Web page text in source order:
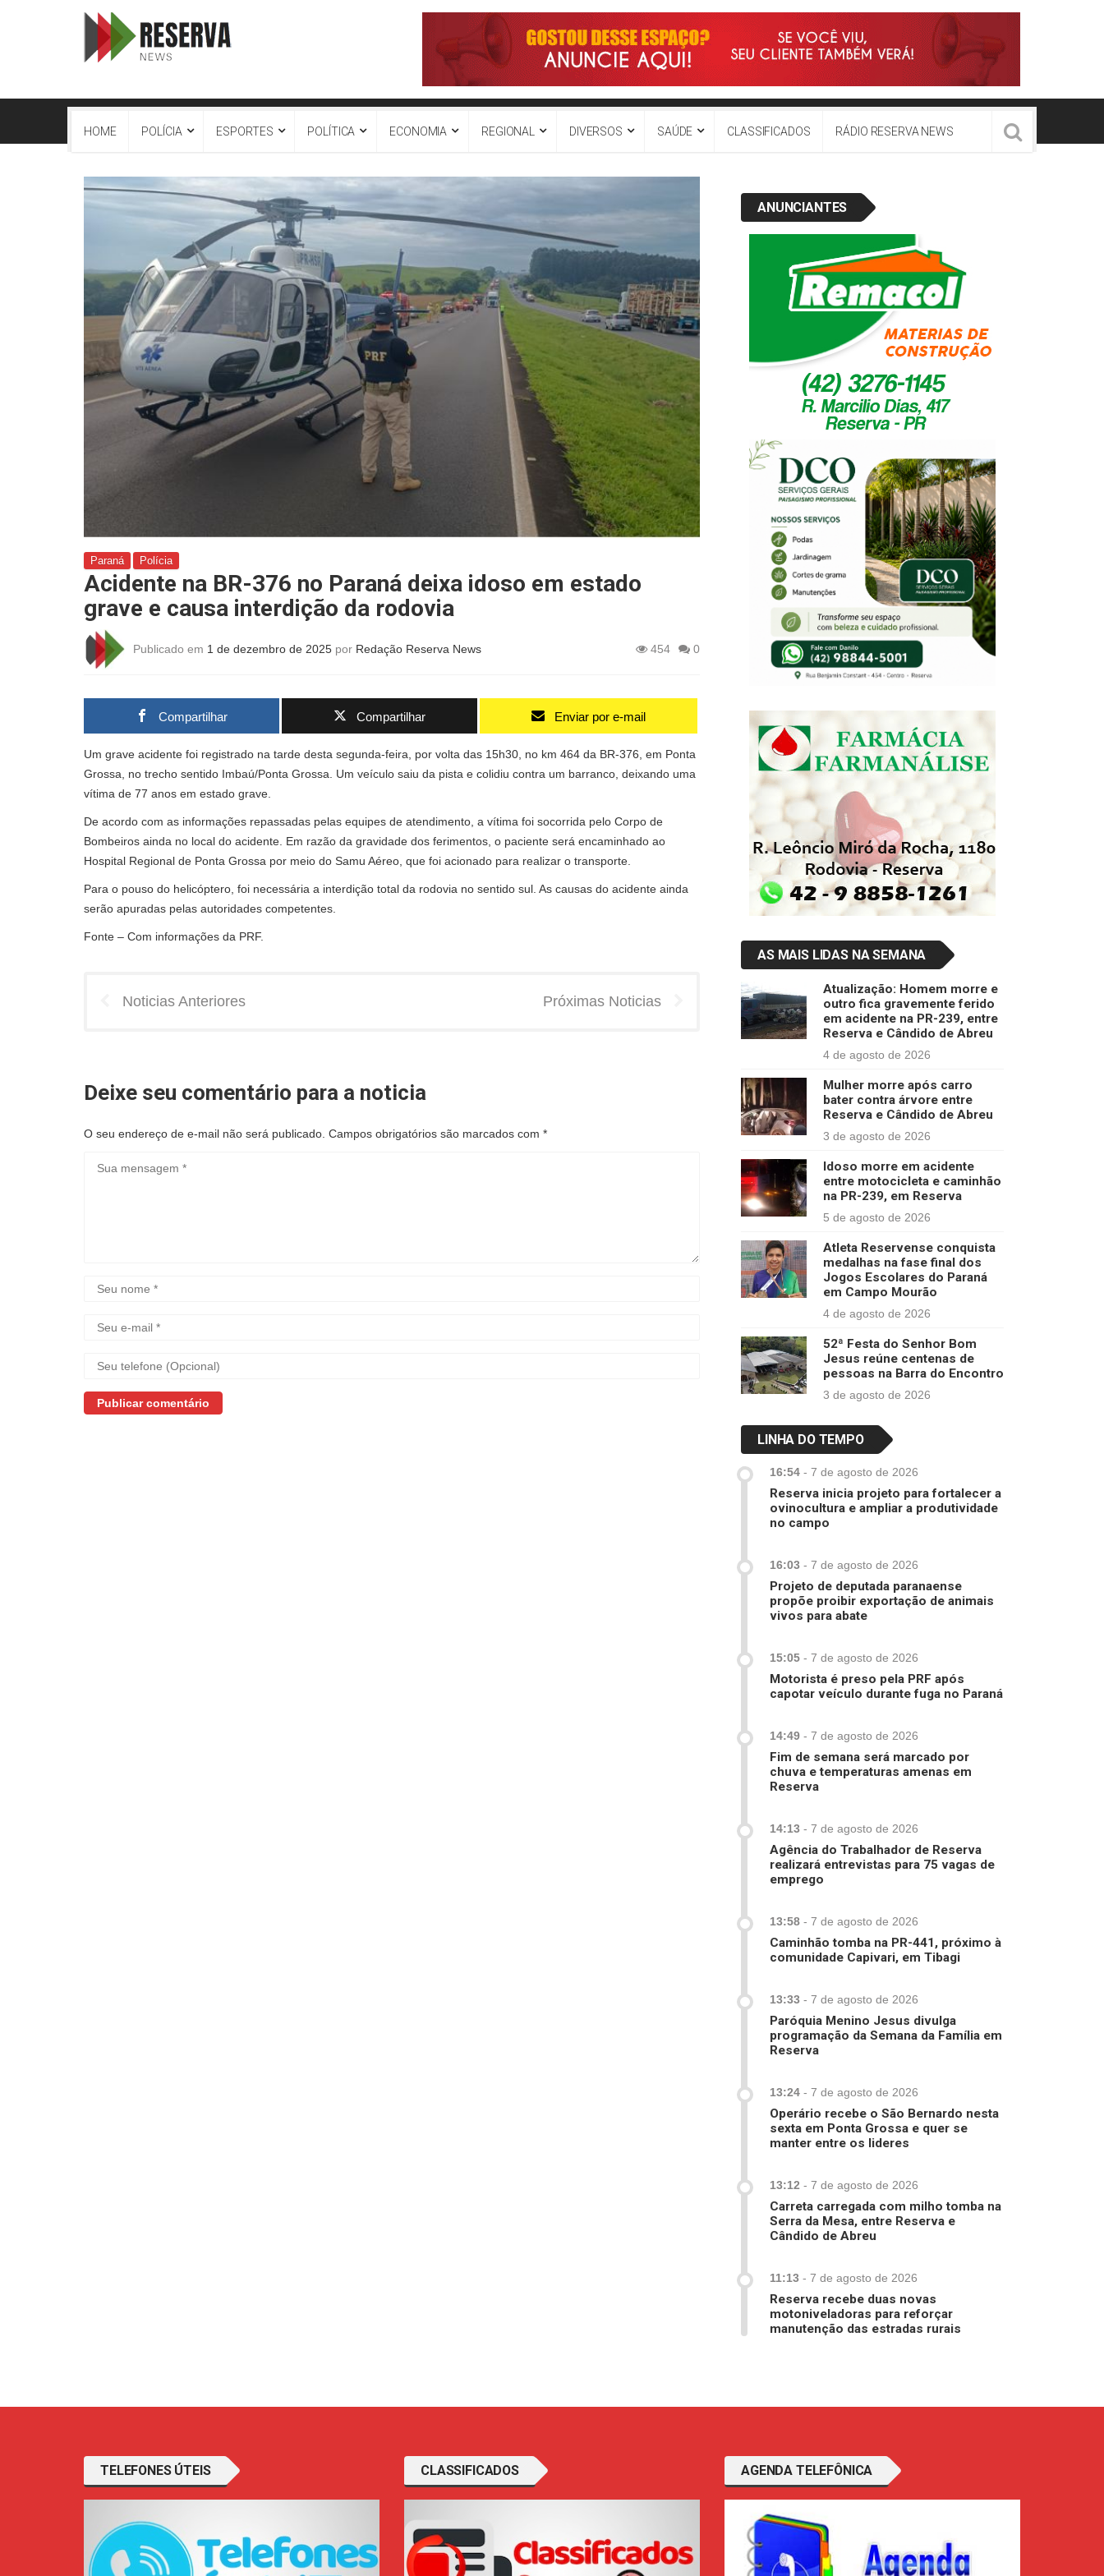
HOME POLÍCIA ESPORTES POLÍTICA ECONOMIA REGIONAL DIVERSOS SAÚDE CLASSIFICADOS RÁDIO RESERVA NEWS
Paraná Polícia
Acidente na BR-376 no Paraná deixa idoso em estado
grave e causa interdição da rodovia
Publicado em 1 de dezembro de 2025 por Redação Reserva News 454 0
Compartilhar Compartilhar Enviar por e-mail
Um grave acidente foi registrado na tarde desta segunda-feira, por volta das 15h30, no km 464 da BR-376, em Ponta
Grossa, no trecho sentido Imbaú/Ponta Grossa. Um veículo saiu da pista e colidiu contra um barranco, deixando uma
vítima de 77 anos em estado grave.
De acordo com as informações repassadas pelas equipes de atendimento, a vítima foi socorrida pelo Corpo de
Bombeiros ainda no local do acidente. Em razão da gravidade dos ferimentos, o paciente será encaminhado ao
Hospital Regional de Ponta Grossa por meio do Samu Aéreo, que foi acionado para realizar o transporte.
Para o pouso do helicóptero, foi necessária a interdição total da rodovia no sentido sul. As causas do acidente ainda
serão apuradas pelas autoridades competentes.
Fonte – Com informações da PRF.
Noticias Anteriores Próximas Noticias
Deixe seu comentário para a noticia
O seu endereço de e-mail não será publicado. Campos obrigatórios são marcados com *
ANUNCIANTES
AS MAIS LIDAS NA SEMANA
Atualização: Homem morre e
outro fica gravemente ferido
em acidente na PR-239, entre
Reserva e Cândido de Abreu
4 de agosto de 2026
Mulher morre após carro
bater contra árvore entre
Reserva e Cândido de Abreu
3 de agosto de 2026
Idoso morre em acidente
entre motocicleta e caminhão
na PR-239, em Reserva
5 de agosto de 2026
Atleta Reservense conquista
medalhas na fase final dos
Jogos Escolares do Paraná
em Campo Mourão
4 de agosto de 2026
52ª Festa do Senhor Bom
Jesus reúne centenas de
pessoas na Barra do Encontro
3 de agosto de 2026
LINHA DO TEMPO
16:54 - 7 de agosto de 2026
Reserva inicia projeto para fortalecer a
ovinocultura e ampliar a produtividade
no campo
16:03 - 7 de agosto de 2026
Projeto de deputada paranaense
propõe proibir exportação de animais
vivos para abate
15:05 - 7 de agosto de 2026
Motorista é preso pela PRF após
capotar veículo durante fuga no Paraná
14:49 - 7 de agosto de 2026
Fim de semana será marcado por
chuva e temperaturas amenas em
Reserva
14:13 - 7 de agosto de 2026
Agência do Trabalhador de Reserva
realizará entrevistas para 75 vagas de
emprego
13:58 - 7 de agosto de 2026
Caminhão tomba na PR-441, próximo à
comunidade Capivari, em Tibagi
13:33 - 7 de agosto de 2026
Paróquia Menino Jesus divulga
programação da Semana da Família em
Reserva
13:24 - 7 de agosto de 2026
Operário recebe o São Bernardo nesta
sexta em Ponta Grossa e quer se
manter entre os lideres
13:12 - 7 de agosto de 2026
Carreta carregada com milho tomba na
Serra da Mesa, entre Reserva e
Cândido de Abreu
11:13 - 7 de agosto de 2026
Reserva recebe duas novas
motoniveladoras para reforçar
manutenção das estradas rurais
TELEFONES ÚTEIS CLASSIFICADOS AGENDA TELEFÔNICA